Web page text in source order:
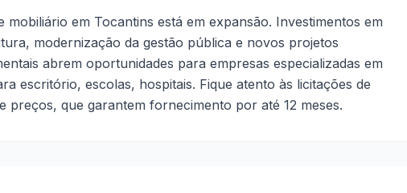
mobiliário em Tocantins está em expansão. Investimentos em
modernização da gestão pública e novos projetos
abrem oportunidades para empresas especializadas em
escritório, escolas, hospitais. Fique atento às licitações de
preços, que garantem fornecimento por até 12 meses.